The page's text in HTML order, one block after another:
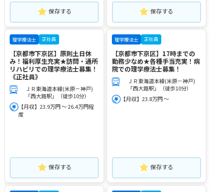
保存する 保存する
理学療法士 正社員
【京都市下京区】原則土日休
み！福利厚生充実★訪問・通所
リハビリでの理学療法士募集！
《正社員》
ＪＲ東海道本線(米原－神戸)
「西大路駅」（徒歩10分）
【月収】23.9万円 ～ 26.4万円程
度
保存する
理学療法士 正社員
【京都市下京区】17時までの
勤務少なめ★各種手当充実！病
院での理学療法士募集！
ＪＲ東海道本線(米原－神戸)
「西大路駅」（徒歩10分）
【月収】23.8万円 ～
保存する